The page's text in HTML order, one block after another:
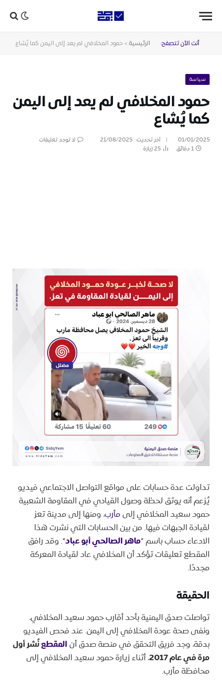
أنت الآن تتصفح: الرئيسية » حمود المخلافي لم يعد إلى اليمن كما يُشاع
سياسة
حمود المخلافي لم يعد إلى اليمن
كما يُشاع
01/01/2025 آخر تحديث: 21/08/2025
لا توجد تعليقات
1 دقائق
25زيارة
تداولت عدة حسابات على مواقع التواصل الاجتماعي فيديو
يُزعم أنه يوثق لحظة وصول القيادي في المقاومة الشعبية
حمود سعيد المخلافي إلىمأرب، ومنها إلى مدينة تعز
لقيادة الجبهات فيها. من بين الحسابات التي نشرت هذا
الادعاء حساب باسم “ماهر الصالحي أبو عباد“. وقد رافق
المقطع تعليقات تؤكد أن المخلافي عاد لقيادة المعركة
مجددًا.
الحقيقة
تواصلت صدق اليمنية بأحد أقارب حمود سعيد المخلافي،
ونفى صحة عودة المخلافي إلى اليمن. عند فحص الفيديو
بدقة، وجد فريق التحقق في منصة صدق أنالمقطعنُشر أول
مرة في عام 2017
، أثناء زيارة حمود سعيد المخلافي إلى
محافظة مأرب.